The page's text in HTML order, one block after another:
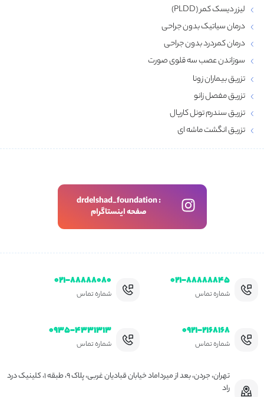
لیزر دیسک کمر (PLDD)
درمان سیاتیک بدون جراحی
درمان کمردرد بدون جراحی
سوزاندن عصب سه قلوی صورت
تزریق بیماران زونا
تزریق مفصل زانو
تزریق سندرم تونل کارپال
تزریق انگشت ماشه‌ ای
drdelshad_foundation :
صفحه اینستاگرام
۰۲۱-۸۸۸۸۸۸۴۵
شماره تماس
۰۲۱-۸۸۸۸۸۰۸۰
شماره تماس
۰۹۲۱-۲۱۶۸۱۶۸
شماره تماس
۰۹۳۵-۴۳۳۱۳۱۳
شماره تماس
تهران، جردن، بعد از میرداماد خیابان قبادیان غربی، پلاک ۹، طبقه ۱، کلینیک درد
راد